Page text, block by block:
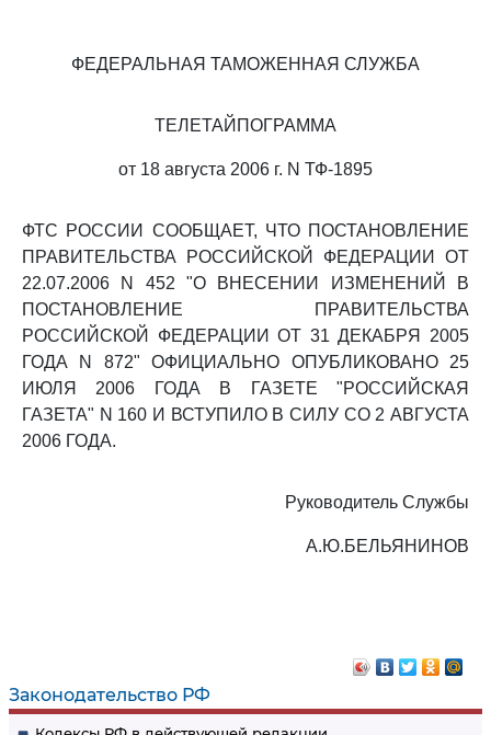
Законодательство РФ
ФЕДЕРАЛЬНАЯ ТАМОЖЕННАЯ СЛУЖБА
ТЕЛЕТАЙПОГРАММА
от 18 августа 2006 г. N ТФ-1895
ФТС РОССИИ СООБЩАЕТ, ЧТО ПОСТАНОВЛЕНИЕ
ПРАВИТЕЛЬСТВА РОССИЙСКОЙ ФЕДЕРАЦИИ ОТ
22.07.2006 N 452 "О ВНЕСЕНИИ ИЗМЕНЕНИЙ В
ПОСТАНОВЛЕНИЕ ПРАВИТЕЛЬСТВА
РОССИЙСКОЙ ФЕДЕРАЦИИ ОТ 31 ДЕКАБРЯ 2005
ГОДА N 872" ОФИЦИАЛЬНО ОПУБЛИКОВАНО 25
ИЮЛЯ 2006 ГОДА В ГАЗЕТЕ "РОССИЙСКАЯ
ГАЗЕТА" N 160 И ВСТУПИЛО В СИЛУ СО 2 АВГУСТА
2006 ГОДА.
Руководитель Службы
А.Ю.БЕЛЬЯНИНОВ